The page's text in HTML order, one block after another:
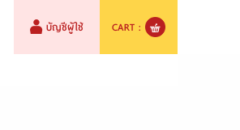
บัญชีผู้ใช้ CART :